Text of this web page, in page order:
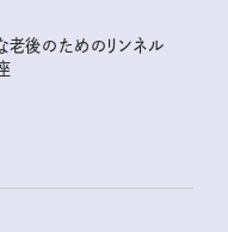
老後のためのリンネル